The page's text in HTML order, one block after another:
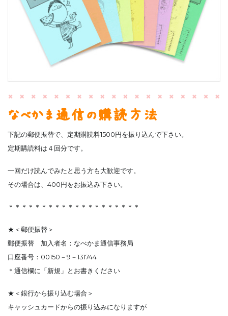
なべかま通信の購読方法
下記の郵便振替で、定期購読料1500円を振り込んで下さい。
定期購読料は４回分です。
一回だけ読んでみたと思う方も大歓迎です。
その場合は、400円をお振込み下さい。
＊＊＊＊＊＊＊＊＊＊＊＊＊＊＊＊＊＊＊＊
★＜郵便振替＞
郵便振替 加入者名：なべかま通信事務局
口座番号：00150－9－131744
＊通信欄に「新規」とお書きください
★＜銀行から振り込む場合＞
キャッシュカードからの振り込みになりますが